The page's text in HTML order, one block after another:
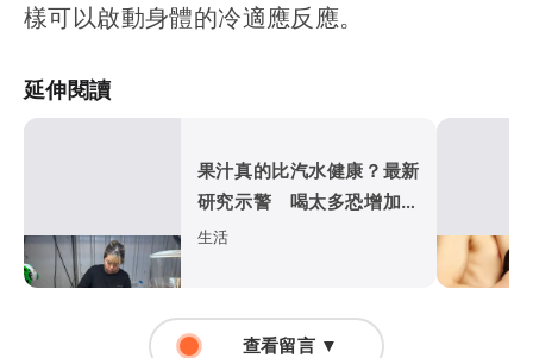
樣可以啟動身體的冷適應反應。
延伸閱讀
果汁真的比汽水健康？最新
研究示警 喝太多恐增加高
血壓風險
生活
查看留言 ▼